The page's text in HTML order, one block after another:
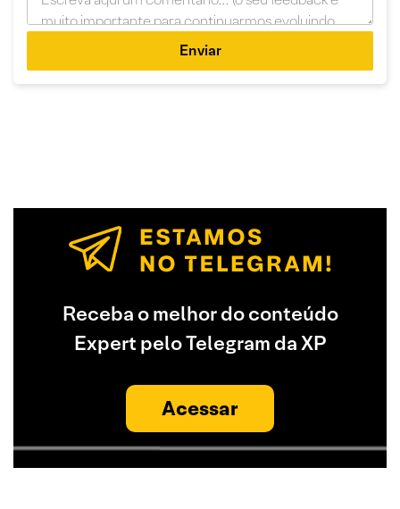
Enviar
Receba o melhor do conteúdo
Expert pelo Telegram da XP
Acessar